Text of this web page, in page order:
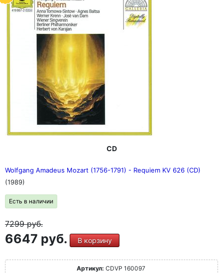
CD
Wolfgang Amadeus Mozart (1756-1791) - Requiem KV 626 (CD)
(1989)
Есть в наличии
7299руб.
6647 руб. В корзину
Артикул: CDVP 160097